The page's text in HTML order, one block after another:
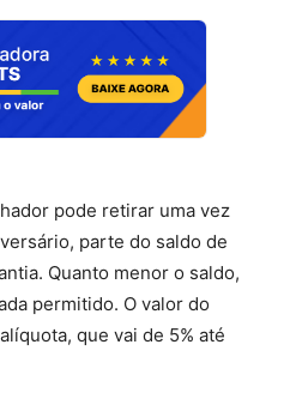
pode retirar uma vez
parte do saldo de
Quanto menor o saldo,
permitido. O valor do
que vai de 5% até